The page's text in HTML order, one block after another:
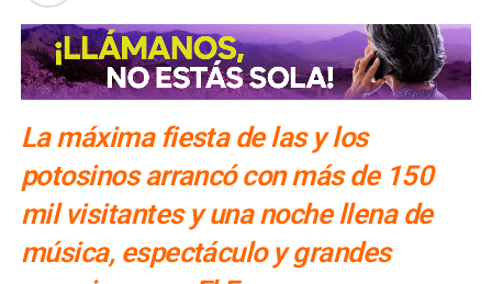
desde los 100 a los 200 millones de pesos cada uno,
precisó el gobernador.
También lee:San Luis Potosí hará peatonales siete calles
del Centro Histórico
ARTÍCULOS RELACIONADOS: C5I2 GOBIERNO DEL ESTADO
SIGUIENTE
Congreso de SLP aprobó los informes de la ASE
NO TE PIERDAS
La máxima fiesta de las y los
potosinos arrancó con más de 150
mil visitantes y una noche llena de
música, espectáculo y grandes